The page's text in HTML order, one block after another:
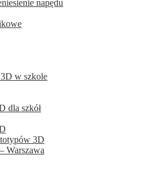
napędu
w szkole
dla szkół
3D
Warszawa